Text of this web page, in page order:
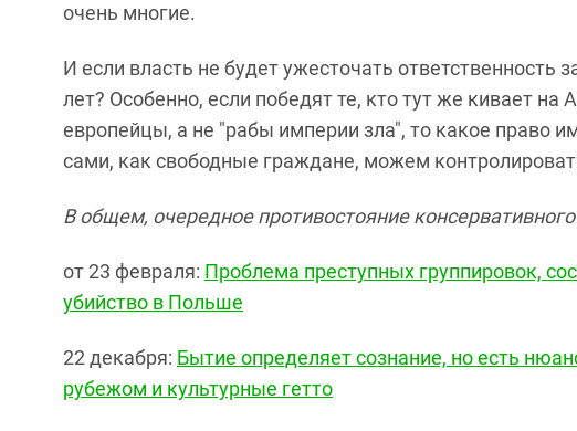
очень многие.
И если власть не будет ужесточать ответственность
лет? Особенно, если победят те, кто тут же кивает
европейцы, а не "рабы империи зла", то какое право
сами, как свободные граждане, можем
В общем, очередное противостояние
от 23 февраля: Проблема преступных группировок,
убийство в Польше
22 декабря: Бытие определяет сознание, но есть
рубежом и культурные гетто